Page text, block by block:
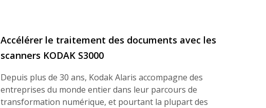
Accélérer le traitement des documents avec les
scanners KODAK S3000
Depuis plus de 30 ans, Kodak Alaris accompagne des
entreprises du monde entier dans leur parcours de
transformation numérique, et pourtant la plupart des